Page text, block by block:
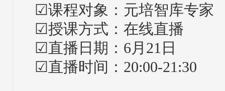
☑课程对象：元培智库专家
☑授课方式：在线直播
☑直播日期：6月21日
☑直播时间：20:00-21:30